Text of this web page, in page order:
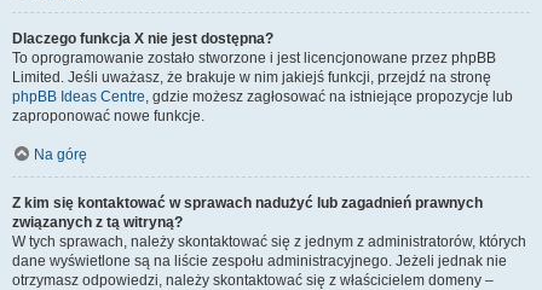
Dlaczego funkcja X nie jest dostępna?
To oprogramowanie zostało stworzone i jest licencjonowane przez phpBB
Limited. Jeśli uważasz, że brakuje w nim jakiejś funkcji, przejdź na stronę
phpBB Ideas Centre, gdzie możesz zagłosować na istniejące propozycje lub
zaproponować nowe funkcje.
Na górę
Z kim się kontaktować w sprawach nadużyć lub zagadnień prawnych
związanych z tą witryną?
W tych sprawach, należy skontaktować się z jednym z administratorów, których
dane wyświetlone są na liście zespołu administracyjnego. Jeżeli jednak nie
otrzymasz odpowiedzi, należy skontaktować się z właścicielem domeny –